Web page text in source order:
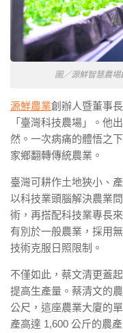
圖／源鮮智慧農場
源鮮農業創辦人暨董事
「臺灣科技農場」。他
然。一次病痛的體悟之
家鄉翻轉傳統農業。
臺灣可耕作土地狹小、
以科技業頭腦解決農業
術，再搭配科技業專長
有別於一般農業，採用
技術克服日照限制。
不僅如此，蔡文清更蓋
提高生產量。蔡清文的
公尺，這座農業大廈的
產高達 1,600 公斤的農